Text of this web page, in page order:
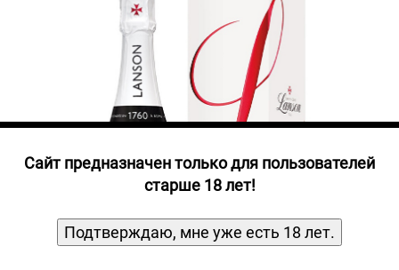
Cайт предназначен только для пользователей
старше 18 лет!
Подтверждаю, мне уже есть 18 лет.